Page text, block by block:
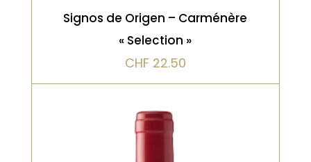
Signos de Origen – Carménère
« Selection »
CHF 22.50